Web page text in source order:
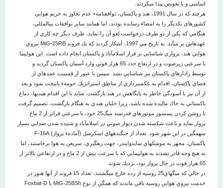
اساسي و يا تعويض پيدا مي‏كردند.
هرچند كه در سال 1991، هند و پاكستان، توافق‏نامهء عدم تجاوز به حريم هوايي
كشورهاي يكديگر را به امضاء رسانده بودند، اما همانند ساير توافقات بين‏المللي،
هنگامي كه يكي از دو طرف درخواست لغو آن را نمايد، طرف ديگر چه كاري از
عهده‏اش بر مي‏آيد. به تاريخ مي 1997، آشكار گرديد كه يك فروند MiG-25RB نيروي
هوايي هند، پروازي شناسايي بر فراز اسلام‏آباد و پاكستان انجام داده است. اين هواپيما
با سرعتي زيرصوت و در ارتفاع حدد 65 هزار فوتي وارد آسمان پاكستان گرديد و
توسط رادارهاي پاكستان نيز شناسايي نشد. سپس با عبور از قسمت عمده‏‎اي از
فضاي پاكستان، اقدام به عكسبرداري از مناطق استراتژيك حومهء پايتخت نمود و بعد
از آن نيز با آسودگي خاطر به پايگاهش در هند بازگشت. شايد با اين اقدام هندي‏ها، دماغ
پاكستاني به خاك ماليده شده باشد، زيرا خلبان هندي به هنگام بازگشت، تصميم گرفت
با روشن كردن پس‏سوز موتورهاي قدرتمند ميگ25 خود، با سرعتي فراتر از 2 ماخ
پرواز نمايد و باعث شكسته شدن ديوار صوتي در اسلام‏آباد و شنيده شدن صدايي بسيار
سهمگين در اين شهر شود. تعداد از جنگنده‏هاي اسکرمبل (آمادهء پرواز) F-16A
پاكستان، مجهز به موشكهاي سايدوايندر، جهت رهگيري، سريعن به هوا برخاستند، اما
به هيچ وجه قادر نشدند به هواپيمايي كه با سرعت بيش از 2 ماخ و در ارتفاعي بالاتر از
65 هزار فوت در حال پرواز بود، نزديك شوند.
در حالي كه ميگهاي25 روسيه از رده خارج مي‏گشتند، تعداد 15 فروند از آنها هنوز در
خدمت نيروي هوايي روسيه باقي ماندند كه همگي از نوع MiG-25BSh يا Foxbat-D